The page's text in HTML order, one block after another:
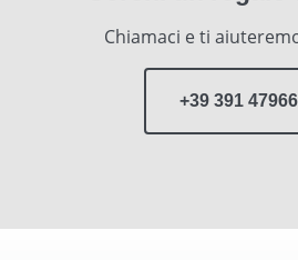
Chiamaci e ti
+39 391